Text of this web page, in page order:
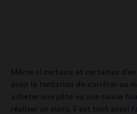
Même si certains et certaines
avoir la tentation de s’arrêter au
acheter une pâte ou une sauce
réaliser un curry, il est tout aussi